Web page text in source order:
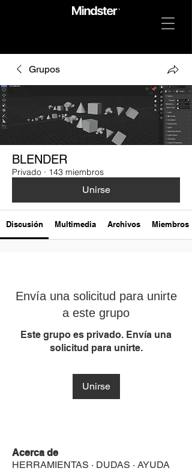
Grupos
BLENDER
Privado · 143 miembros
Unirse
Discusión Multimedia Archivos Miembros
Envía una solicitud para unirte
a este grupo
Este grupo es privado. Envía una
solicitud para unirte.
Unirse
Acerca de
HERRAMIENTAS · DUDAS · AYUDA